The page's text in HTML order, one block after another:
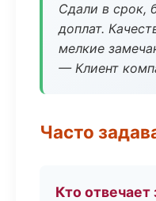
Сдали в срок,
доплат.
мелкие
— Клиент
Часто
Кто отвечает